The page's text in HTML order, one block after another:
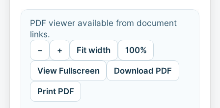
PDF viewer available from document
links.
− + Fit width 100%
View Fullscreen Download PDF
Print PDF